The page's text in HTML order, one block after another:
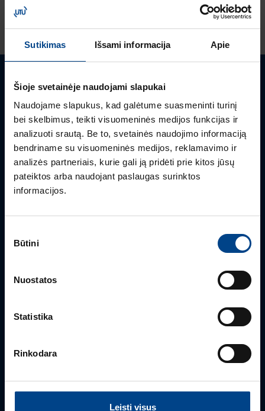
Sutikimas Išsami informacija Apie
Šioje svetainėje naudojami slapukai
Naudojame slapukus, kad galėtume suasmeninti turinį
bei skelbimus, teikti visuomeninės medijos funkcijas ir
analizuoti srautą. Be to, svetainės naudojimo informaciją
bendriname su visuomeninės medijos, reklamavimo ir
analizės partneriais, kurie gali ją pridėti prie kitos jūsų
pateiktos arba naudojant paslaugas surinktos
informacijos.
pasirinkimas
Būtini
Nuostatos
Statistika
Rinkodara
Leisti visus
Turite klausimų? Susisiekite
Mielai atsakysime į Jums aktualius klausimus.
Rimvydas Biekša
rimvydas.bieksa@utugroup.com
Vardas*